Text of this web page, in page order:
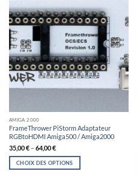
AMIGA 2000
FrameThrower PiStorm Adaptateur
RGBtoHDMI Amiga500 / Amiga2000
35,00€–64,00€
CHOIX DES OPTIONS